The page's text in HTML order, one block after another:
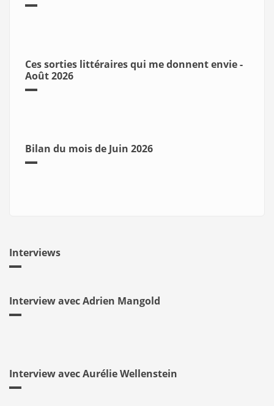
Ces sorties littéraires qui me donnent envie -
Août 2026
Bilan du mois de Juin 2026
Interviews
Interview avec Adrien Mangold
Interview avec Aurélie Wellenstein